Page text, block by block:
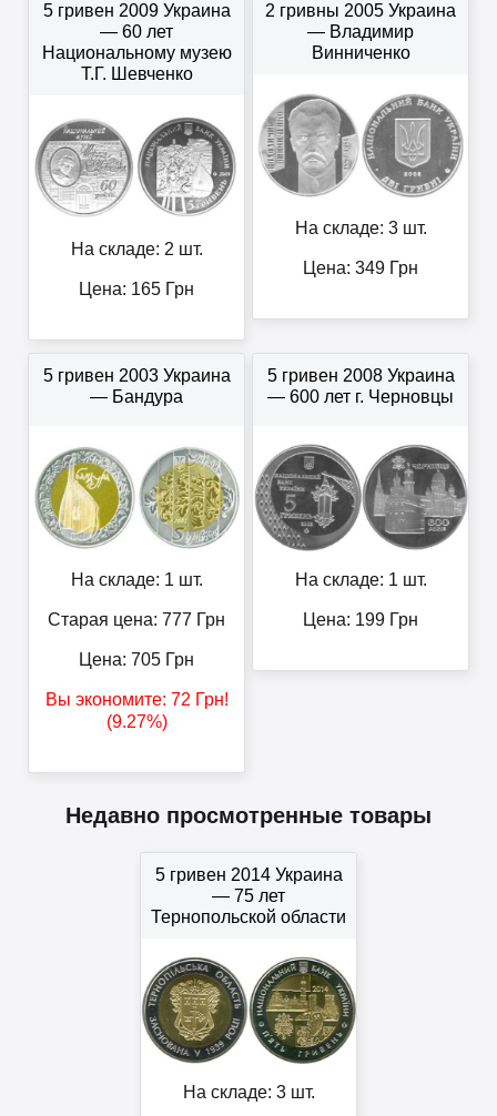
5 гривен 2009 Украина
— 60 лет
Национальному музею
Т.Г. Шевченко
На складе: 2 шт.
Цена: 165 Грн
2 гривны 2005 Украина
— Владимир
Винниченко
На складе: 3 шт.
Цена: 349 Грн
5 гривен 2003 Украина
— Бандура
На складе: 1 шт.
Старая цена: 777 Грн
Цена: 705 Грн
Вы экономите: 72 Грн!
(9.27%)
5 гривен 2008 Украина
— 600 лет г. Черновцы
На складе: 1 шт.
Цена: 199 Грн
Недавно просмотренные товары
5 гривен 2014 Украина
— 75 лет
Тернопольской области
На складе: 3 шт.